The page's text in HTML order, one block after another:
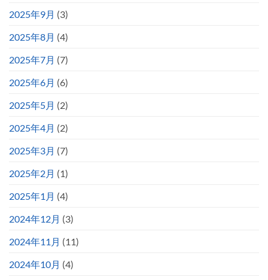
2025年9月 (3)
2025年8月 (4)
2025年7月 (7)
2025年6月 (6)
2025年5月 (2)
2025年4月 (2)
2025年3月 (7)
2025年2月 (1)
2025年1月 (4)
2024年12月 (3)
2024年11月 (11)
2024年10月 (4)